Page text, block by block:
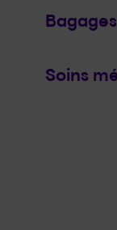
Bagages
Soins